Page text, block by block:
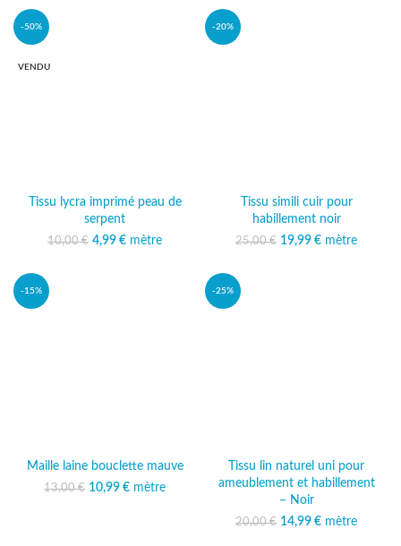
-50%
VENDU
Tissu lycra imprimé peau de
serpent
10,00€ Le prix initial était :
4,99 €
Le prix
mètre
-20%
Tissu simili cuir pour
habillement noir
25,00€ Le prix initial était :
19,99 €
Le prix
mètre
-15%
Maille laine bouclette mauve
13,00€ Le prix initial était :
10,99 €
Le prix
mètre
-25%
Tissu lin naturel uni pour
ameublement et habillement
– Noir
20,00€ Le prix initial était :
14,99 €
Le prix
mètre